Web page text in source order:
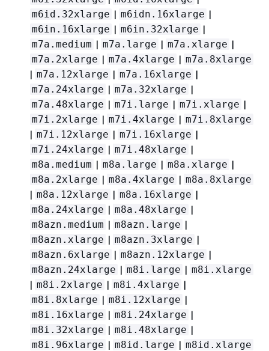
m6id.32xlarge | m6idn.16xlarge |
m6in.16xlarge | m6in.32xlarge |
m7a.medium | m7a.large | m7a.xlarge |
m7a.2xlarge | m7a.4xlarge | m7a.8xlarge
| m7a.12xlarge | m7a.16xlarge |
m7a.24xlarge | m7a.32xlarge |
m7a.48xlarge | m7i.large | m7i.xlarge |
m7i.2xlarge | m7i.4xlarge | m7i.8xlarge
| m7i.12xlarge | m7i.16xlarge |
m7i.24xlarge | m7i.48xlarge |
m8a.medium | m8a.large | m8a.xlarge |
m8a.2xlarge | m8a.4xlarge | m8a.8xlarge
| m8a.12xlarge | m8a.16xlarge |
m8a.24xlarge | m8a.48xlarge |
m8azn.medium | m8azn.large |
m8azn.xlarge | m8azn.3xlarge |
m8azn.6xlarge | m8azn.12xlarge |
m8azn.24xlarge | m8i.large | m8i.xlarge
| m8i.2xlarge | m8i.4xlarge |
m8i.8xlarge | m8i.12xlarge |
m8i.16xlarge | m8i.24xlarge |
m8i.32xlarge | m8i.48xlarge |
m8i.96xlarge | m8id.large | m8id.xlarge